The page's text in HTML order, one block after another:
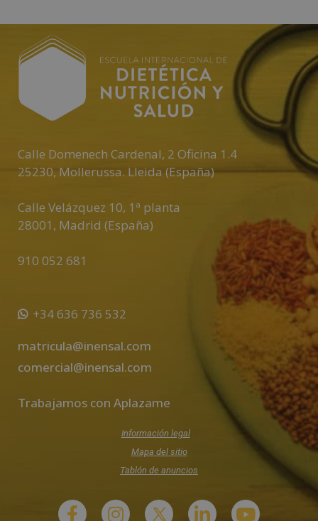
Calle Domenech Cardenal, 2 Oficina 1.4
25230, Mollerussa. Lleida (España)
Calle Velázquez 10, 1ª planta
28001 , Madrid (España)
910 052 681
+34 636 736 532
matricula@inensal.com
comercial@inensal.com
Trabajamos con Aplazame
Información legal
Mapa del sitio
Tablón de anuncios